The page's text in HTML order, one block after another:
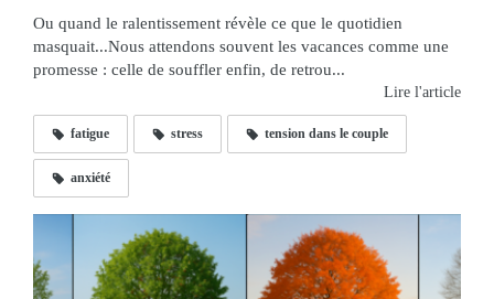
Ou quand le ralentissement révèle ce que le quotidien
masquait...Nous attendons souvent les vacances comme une
promesse : celle de souffler enfin, de retrou...
Lire l'article
fatigue stress tension dans le couple
anxiété